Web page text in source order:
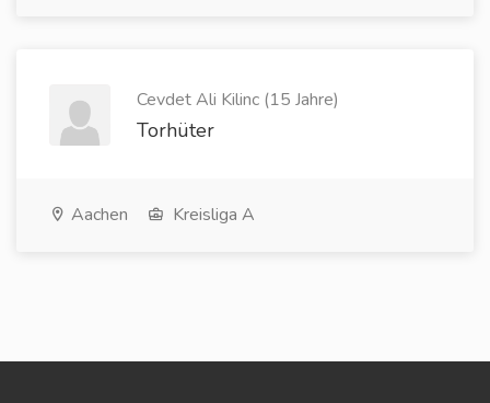
Cevdet Ali Kilinc (15 Jahre)
Torhüter
Aachen Kreisliga A